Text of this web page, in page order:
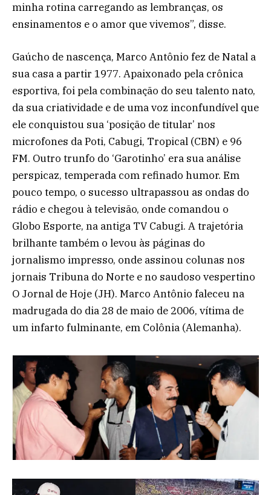
minha rotina carregando as lembranças, os
ensinamentos e o amor que vivemos”, disse.
Gaúcho de nascença, Marco Antônio fez de Natal a
sua casa a partir 1977. Apaixonado pela crônica
esportiva, foi pela combinação do seu talento nato,
da sua criatividade e de uma voz inconfundível que
ele conquistou sua ‘posição de titular’ nos
microfones da Poti, Cabugi, Tropical (CBN) e 96
FM. Outro trunfo do ‘Garotinho’ era sua análise
perspicaz, temperada com refinado humor. Em
pouco tempo, o sucesso ultrapassou as ondas do
rádio e chegou à televisão, onde comandou o
Globo Esporte, na antiga TV Cabugi. A trajetória
brilhante também o levou às páginas do
jornalismo impresso, onde assinou colunas nos
jornais Tribuna do Norte e no saudoso vespertino
O Jornal de Hoje (JH). Marco Antônio faleceu na
madrugada do dia 28 de maio de 2006, vítima de
um infarto fulminante, em Colônia (Alemanha).